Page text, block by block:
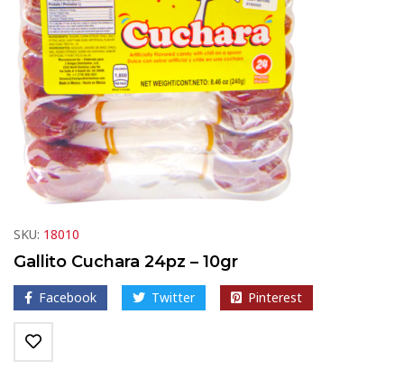
SKU: 18010
Gallito Cuchara 24pz – 10gr
Facebook Twitter Pinterest